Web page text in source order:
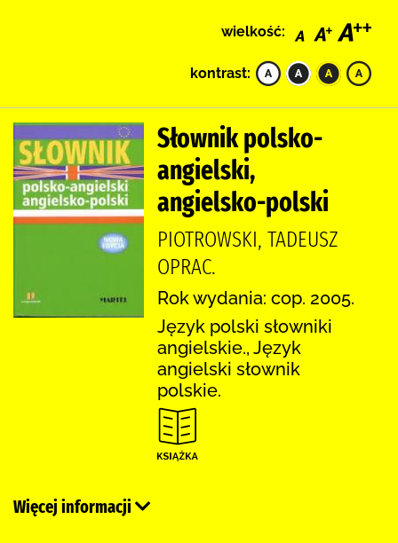
wielkość:
kontrast:
Słownik polsko-
angielski,
angielsko-polski
PIOTROWSKI, TADEUSZ
OPRAC.
Rok wydania: cop. 2005.
Język polski słowniki
angielskie., Język
angielski słownik
polskie.
Więcej informacji